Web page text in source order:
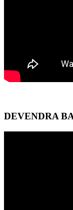
DEVENDRA